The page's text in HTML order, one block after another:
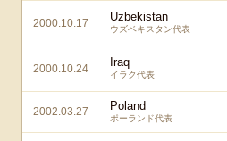
2000.10.17 Uzbekistan
ウズベキスタン代表
2000.10.24 Iraq
イラク代表
2002.03.27 Poland
ポーランド代表